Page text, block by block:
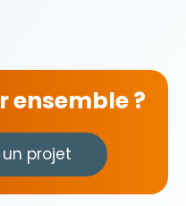
ensemble ?
projet